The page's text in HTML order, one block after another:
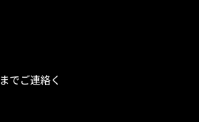
でご連絡く